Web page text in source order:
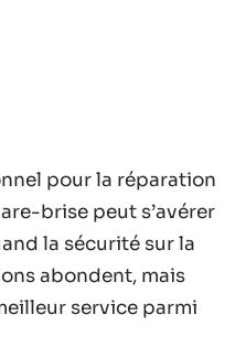
pour la réparation
brise peut s’avérer
la sécurité sur la
abondent, mais
service parmi